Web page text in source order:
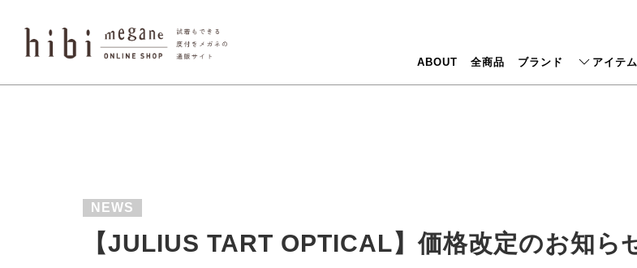
ABOUT 全商品 ブランド アイテム
NEWS
【JULIUS TART OPTICAL】価格改定のお知ら